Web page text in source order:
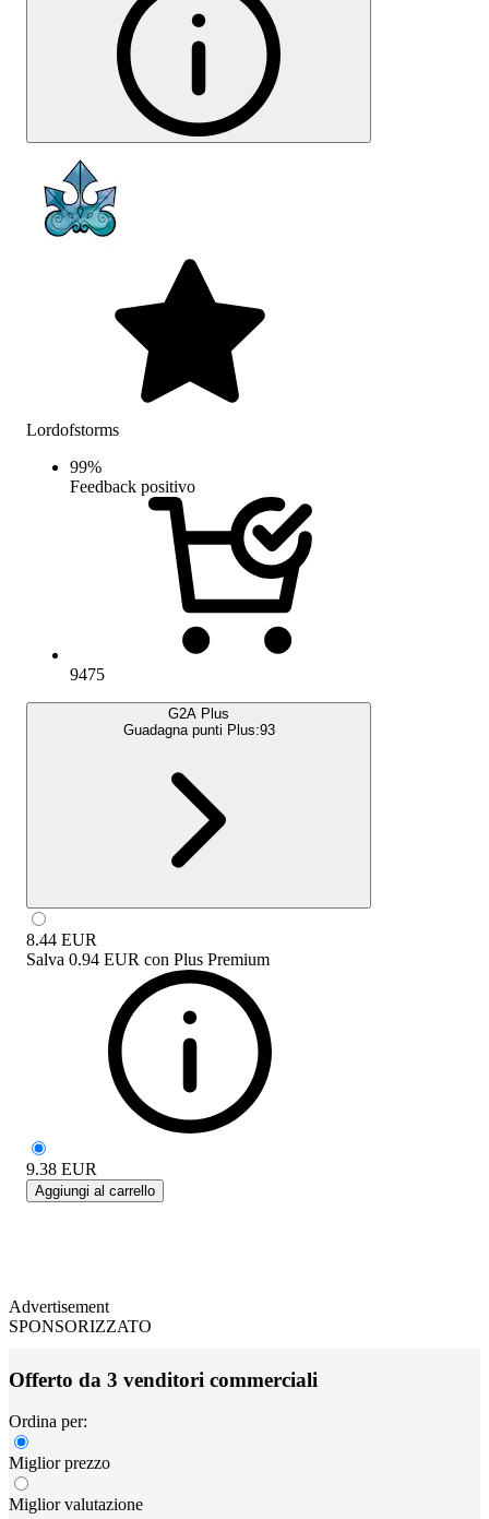
Lordofstorms
99%
Feedback positivo
9475
G2A Plus
Guadagna punti Plus:93
8.44 EUR
Salva 0.94 EUR con Plus Premium
9.38 EUR
Aggiungi al carrello
Advertisement
SPONSORIZZATO
Offerto da 3 venditori commerciali
Ordina per:
Miglior prezzo
Miglior valutazione